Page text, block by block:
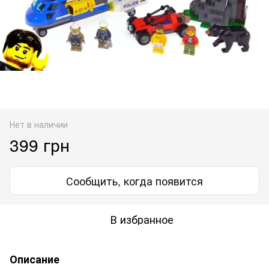
Нет в наличии
399 грн
Сообщить, когда появится
В избранное
Описание